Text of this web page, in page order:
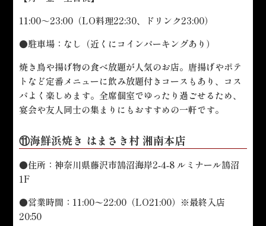
11:00～23:00（LO料理22:30、ドリンク23:00）
●駐車場：なし（近くにコインパーキングあり）
焼き鳥や揚げ物の食べ放題が人気のお店。唐揚げやポテ
トなど定番メニューに飲み放題付きコースもあり、コス
パよく楽しめます。全席個室でゆったり過ごせるため、
宴会や友人同士の集まりにもおすすめの一軒です。
⑪海鮮浜焼き はまさき村 湘南本店
●住所：神奈川県藤沢市鵠沼海岸2‑4‑8 ルミナール鵠沼
1F
●営業時間：11:00〜22:00（LO21:00）※最終入店
20:50